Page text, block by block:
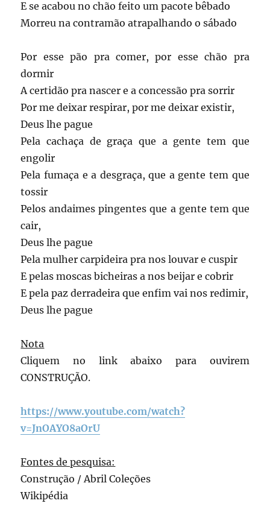
E se acabou no chão feito um pacote bêbado
Morreu na contramão atrapalhando o sábado
Por esse pão pra comer, por esse chão pra
dormir
A certidão pra nascer e a concessão pra sorrir
Por me deixar respirar, por me deixar existir,
Deus lhe pague
Pela cachaça de graça que a gente tem que
engolir
Pela fumaça e a desgraça, que a gente tem que
tossir
Pelos andaimes pingentes que a gente tem que
cair,
Deus lhe pague
Pela mulher carpideira pra nos louvar e cuspir
E pelas moscas bicheiras a nos beijar e cobrir
E pela paz derradeira que enfim vai nos redimir,
Deus lhe pague
Nota
Cliquem no link abaixo para ouvirem
CONSTRUÇÃO.
https://www.youtube.com/watch?
v=JnOAYO8aOrU
Fontes de pesquisa:
Construção / Abril Coleções
Wikipédia